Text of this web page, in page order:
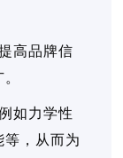
高品牌信
如力学性
等，从而为